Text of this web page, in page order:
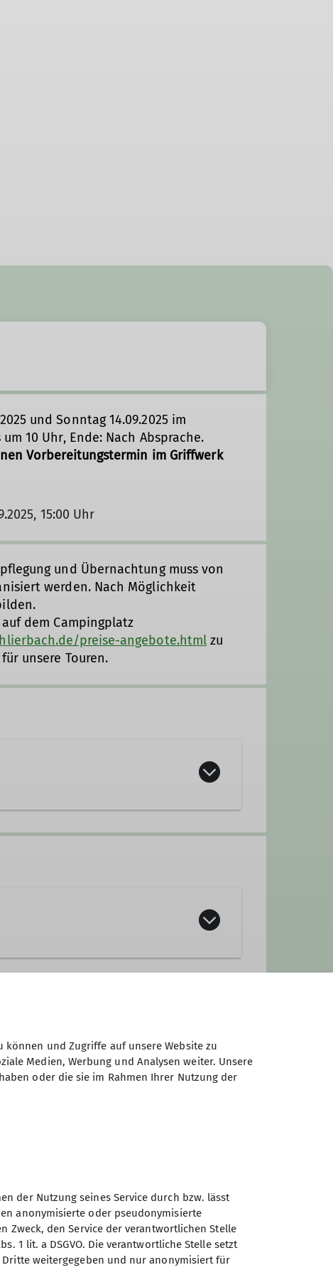
und Sonntag 14.09.2025 im
10 Uhr, Ende: Nach Absprache.
Vorbereitungstermin im Griffwerk
15:00 Uhr
und Übernachtung muss von
werden. Nach Möglichkeit
dem Campingplatz
preise-angebote.html zu
unsere Touren.
werden kann.
Sektion Ludwigsburg des
Deutschen Alpenvereins e.V.
Fuchshofstraße 66
und Zugriffe auf unsere Website zu
Medien, Werbung und Analysen weiter. Unsere
oder die sie im Rahmen Ihrer Nutzung der
der Nutzung seines Service durch bzw. lässt
anonymisierte oder pseudonymisierte
den Service der verantwortlichen Stelle
1 lit. a DSGVO. Die verantwortliche Stelle setzt
Dritte weitergegeben und nur anonymisiert für